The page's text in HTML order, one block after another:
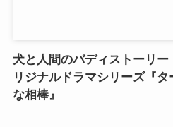
犬と人間のバディストーリ
リジナルドラマシリーズ『
な相棒』